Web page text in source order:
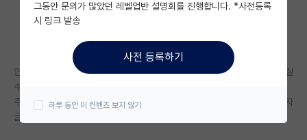
미국 유학 게시판
미국 대학원 합격 후기 게시판
대학원생 모집 게시판
연구실(PI) 홍보 게시판
안녕하세요, 도저히 감이 잡히지 않아서 읽으시기에 많이 부족하다고 느끼실
수도 있는점 양해 부탁드리겠습니다.
주변에는 모두 인더스트리로 진로를 정한 사람들이 많아서, 의견을 여쭙고자
글 올립니다.
그동안 문의가 많았던 레벨업반 설명회를 진행합니다. *사전등록
시 링크 발송
사전 등록하기
하루 동안 이 컨텐츠 보지 않기